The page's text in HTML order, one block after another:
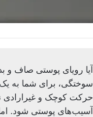
آیا رویای پوستی صاف و
سوختگی، برای شما به
حرکت کوچک و غیرارادی
آسیب‌های پوستی شود.